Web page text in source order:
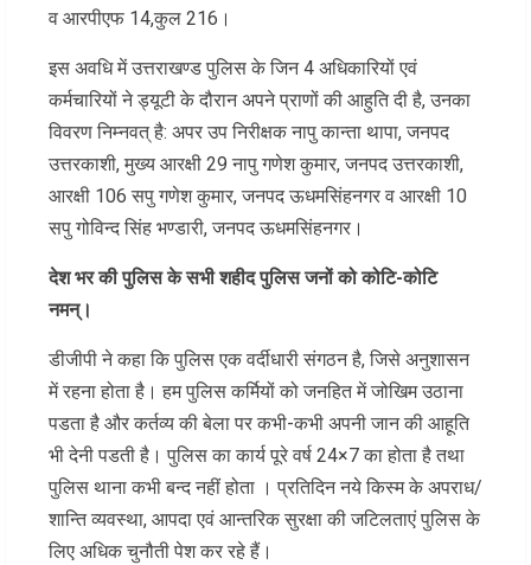
व आरपीएफ 14,कुल 216।
इस अवधि में उत्तराखण्ड पुलिस के जिन 4 अधिकारियों एवं
कर्मचारियों ने ड्यूटी के दौरान अपने प्राणों की आहुति दी है, उनका
विवरण निम्नवत् है: अपर उप निरीक्षक नापु कान्ता थापा, जनपद
उत्तरकाशी, मुख्य आरक्षी 29 नापु गणेश कुमार, जनपद उत्तरकाशी,
आरक्षी 106 सपु गणेश कुमार, जनपद ऊधमसिंहनगर व आरक्षी 10
सपु गोविन्द सिंह भण्डारी, जनपद ऊधमसिंहनगर।
देश भर की पुलिस के सभी शहीद पुलिस जनों को कोटि-कोटि
नमन्।
डीजीपी ने कहा कि पुलिस एक वर्दीधारी संगठन है, जिसे अनुशासन
में रहना होता है। हम पुलिस कर्मियों को जनहित में जोखिम उठाना
पडता है और कर्तव्य की बेला पर कभी-कभी अपनी जान की आहूति
भी देनी पडती है। पुलिस का कार्य पूरे वर्ष 24×7 का होता है तथा
पुलिस थाना कभी बन्द नहीं होता । प्रतिदिन नये किस्म के अपराध/
शान्ति व्यवस्था, आपदा एवं आन्तरिक सुरक्षा की जटिलताएं पुलिस के
लिए अधिक चुनौती पेश कर रहे हैं।